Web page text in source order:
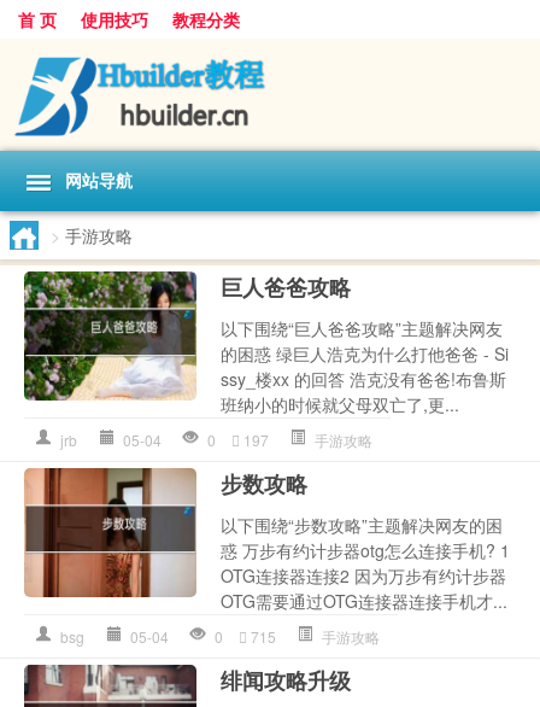
首 页 使用技巧 教程分类
网站导航
> 手游攻略
巨人爸爸攻略
以下围绕“巨人爸爸攻略”主题解决网友
的困惑 绿巨人浩克为什么打他爸爸 - Si
ssy_楼xx 的回答 浩克没有爸爸!布鲁斯
班纳小的时候就父母双亡了,更...
jrb 05-04 0 197 手游攻略
步数攻略
以下围绕“步数攻略”主题解决网友的困
惑 万步有约计步器otg怎么连接手机? 1
OTG连接器连接2 因为万步有约计步器
OTG需要通过OTG连接器连接手机才...
bsg 05-04 0 715 手游攻略
绯闻攻略升级